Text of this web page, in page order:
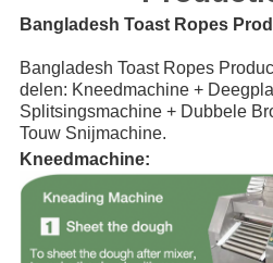
Bangladesh Toast Ropes
Bangladesh Toast Ropes
delen: Kneedmachine +
Splitsingsmachine + Dubbele
Touw Snijmachine.
Kneedmachine: